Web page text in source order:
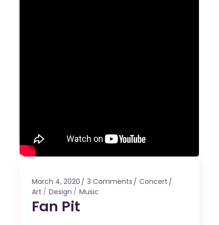
March 4, 2020 3 Comments
Concert
Art
Design Music
Fan Pit